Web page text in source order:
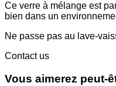
Ce verre à mélange est
bien dans un
Ne passe pas au lave-
Contact us
Vous aimerez peut-